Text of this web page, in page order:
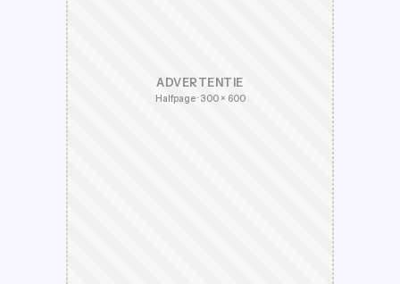
ADVERTENTIE
Halfpage · 300 × 600